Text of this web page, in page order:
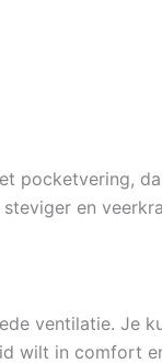
pocketvering,
en
ventilatie. Je
wilt in comfort